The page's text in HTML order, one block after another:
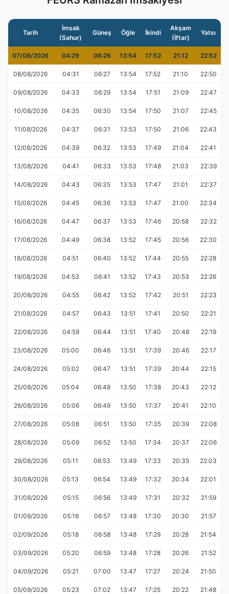
Tarih
İmsak
(Sahur)
Güneş Öğle İkindi
Akşam
(İftar)
Yatsı
07/08/2026 04:29 06:26 13:54 17:52 21:12 22:52
08/08/2026 04:31 06:27 13:54 17:52 21:10 22:50
09/08/2026 04:33 06:29 13:54 17:51 21:09 22:47
10/08/2026 04:35 06:30 13:54 17:50 21:07 22:45
11/08/2026 04:37 06:31 13:53 17:50 21:06 22:43
12/08/2026 04:39 06:32 13:53 17:49 21:04 22:41
13/08/2026 04:41 06:33 13:53 17:48 21:03 22:39
14/08/2026 04:43 06:35 13:53 17:47 21:01 22:37
15/08/2026 04:45 06:36 13:53 17:47 21:00 22:34
16/08/2026 04:47 06:37 13:53 17:46 20:58 22:32
17/08/2026 04:49 06:38 13:52 17:45 20:56 22:30
18/08/2026 04:51 06:40 13:52 17:44 20:55 22:28
19/08/2026 04:53 06:41 13:52 17:43 20:53 22:26
20/08/2026 04:55 06:42 13:52 17:42 20:51 22:23
21/08/2026 04:57 06:43 13:51 17:41 20:50 22:21
22/08/2026 04:59 06:44 13:51 17:40 20:48 22:19
23/08/2026 05:00 06:46 13:51 17:39 20:46 22:17
24/08/2026 05:02 06:47 13:51 17:39 20:44 22:15
25/08/2026 05:04 06:48 13:50 17:38 20:43 22:12
26/08/2026 05:06 06:49 13:50 17:37 20:41 22:10
27/08/2026 05:08 06:51 13:50 17:35 20:39 22:08
28/08/2026 05:09 06:52 13:50 17:34 20:37 22:06
29/08/2026 05:11 06:53 13:49 17:33 20:35 22:03
30/08/2026 05:13 06:54 13:49 17:32 20:34 22:01
31/08/2026 05:15 06:56 13:49 17:31 20:32 21:59
01/09/2026 05:16 06:57 13:48 17:30 20:30 21:57
02/09/2026 05:18 06:58 13:48 17:29 20:28 21:54
03/09/2026 05:20 06:59 13:48 17:28 20:26 21:52
04/09/2026 05:21 07:00 13:47 17:27 20:24 21:50
05/09/2026 05:23 07:02 13:47 17:25 20:22 21:48